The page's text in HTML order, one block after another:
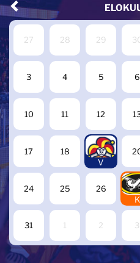
27 28 29
3 4 5 6
10 11 12
17 18
19
V
24 25 26
K
31 1 2 3